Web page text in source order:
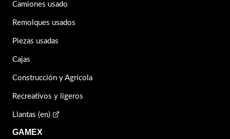
Camiones usado
Remolques usados
Piezas usadas
Cajas
Construcción y Agrícola
Recreativos y ligeros
Llantas (en)
GAMEX